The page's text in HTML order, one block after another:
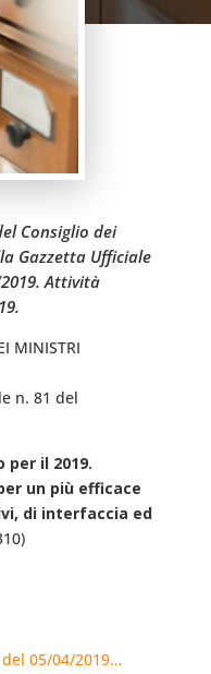
Consiglio dei
Gazzetta Ufficiale
Attività
MINISTRI
n. 81 del
il 2019.
un più efficace
di interfaccia ed
05/04/2019…